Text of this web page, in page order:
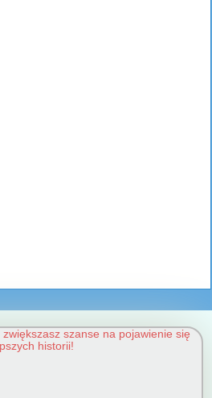
szanse na pojawienie się
historii!